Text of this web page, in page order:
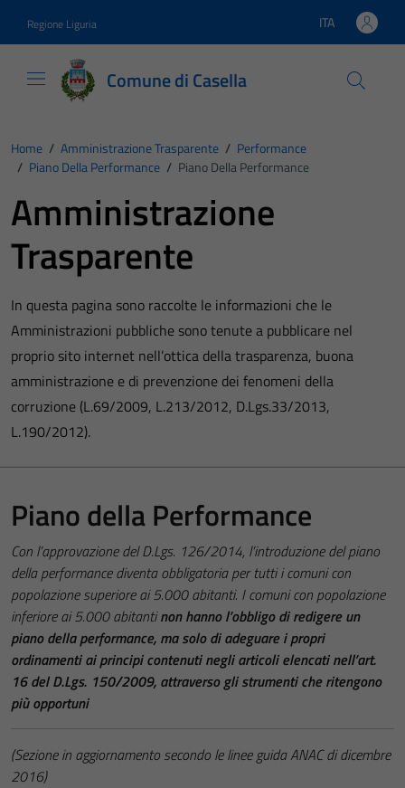
Regione Liguria Lingua attiva:
ITA
Comune di Casella
Home / Amministrazione Trasparente / Performance
/ Piano Della Performance / Piano Della Performance
Amministrazione
Trasparente
In questa pagina sono raccolte le informazioni che le
Amministrazioni pubbliche sono tenute a pubblicare nel
proprio sito internet nell’ottica della trasparenza, buona
amministrazione e di prevenzione dei fenomeni della
corruzione (L.69/2009, L.213/2012, D.Lgs.33/2013,
L.190/2012).
Piano della Performance
Con l’approvazione del D.Lgs. 126/2014, l’introduzione del piano
della performance diventa obbligatoria per tutti i comuni con
popolazione superiore ai 5.000 abitanti. I comuni con popolazione
inferiore ai 5.000 abitantinon hanno l’obbligo di redigere un
piano della performance, ma solo di adeguare i propri
ordinamenti ai principi contenuti negli articoli elencati nell’art.
16 del D.Lgs. 150/2009, attraverso gli strumenti che ritengono
più opportuni
(Sezione in aggiornamento secondo le linee guida ANAC di dicembre
2016)